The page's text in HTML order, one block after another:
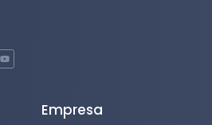
Empresa